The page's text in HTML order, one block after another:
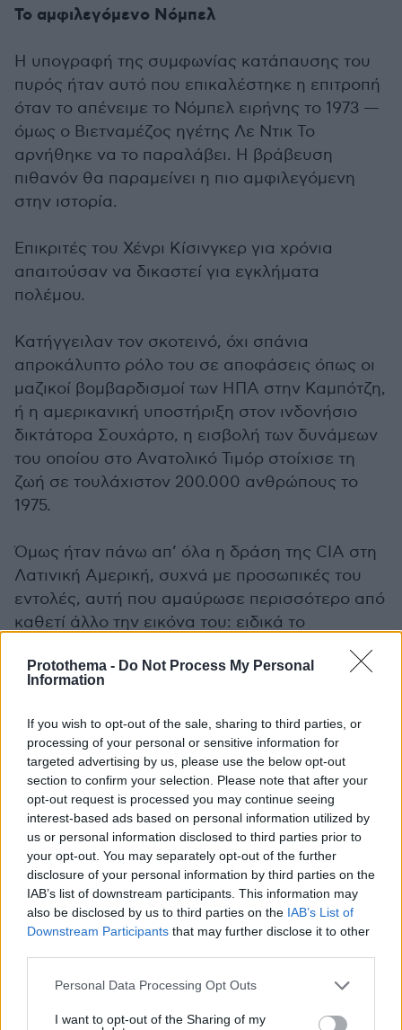
Protothema - Do Not Process My Personal
Information
If you wish to opt-out of the sale, sharing to third parties, or
processing of your personal or sensitive information for
targeted advertising by us, please use the below opt-out
section to confirm your selection. Please note that after your
opt-out request is processed you may continue seeing
interest-based ads based on personal information utilized by
us or personal information disclosed to third parties prior to
your opt-out. You may separately opt-out of the further
disclosure of your personal information by third parties on the
IAB’s list of downstream participants. This information may
also be disclosed by us to third parties on the IAB’s List of
Downstream Participants that may further disclose it to other
Please note that this website/app uses one or more Google
not limited to your visit or usage behaviour. You may click to
Personal Data Processing Opt Outs
I want to opt-out of the Sharing of my
Το αμφιλεγόμενο Νόμπελ
Η υπογραφή της συμφωνίας κατάπαυσης του
πυρός ήταν αυτό που επικαλέστηκε η επιτροπή
όταν το απένειμε το Νόμπελ ειρήνης το 1973 —
όμως ο Βιετναμέζος ηγέτης Λε Ντικ Το
αρνήθηκε να το παραλάβει. Η βράβευση
πιθανόν θα παραμείνει η πιο αμφιλεγόμενη
στην ιστορία.
Επικριτές του Χένρι Κίσινγκερ για χρόνια
απαιτούσαν να δικαστεί για εγκλήματα
πολέμου.
Κατήγγειλαν τον σκοτεινό, όχι σπάνια
απροκάλυπτο ρόλο του σε αποφάσεις όπως οι
μαζικοί βομβαρδισμοί των ΗΠΑ στην Καμπότζη,
ή η αμερικανική υποστήριξη στον ινδονήσιο
δικτάτορα Σουχάρτο, η εισβολή των δυνάμεων
του οποίου στο Ανατολικό Τιμόρ στοίχισε τη
ζωή σε τουλάχιστον 200.000 ανθρώπους το
1975.
Όμως ήταν πάνω απ’ όλα η δράση της CIA στη
Λατινική Αμερική, συχνά με προσωπικές του
εντολές, αυτή που αμαύρωσε περισσότερο από
καθετί άλλο την εικόνα του: ειδικά το
στρατιωτικό πραξικόπημα του 1973 στη Χιλή, η
κατάληψη της εξουσίας από τον Αουγούστο
προέδρου Σαλβαδόρ Αγιέντε.
Στην πορεία των ετών, ήρθαν στο φως
απόρρητα έγγραφα που αποκάλυπταν το
περίγραμμα και το εύρος αυτού που θα γινόταν
γνωστό με την ονομασία «Σχέδιο Κόνδωρ»:
σκοπός του ήταν η εξάλειψη των αντιπάλων
των στρατιωτικών δικτατοριών στη Λατινική
Αμερική τα χρόνια του 1970 και του 1980.
πατέρας δυο παιδιών, παντρεμένος από το 1974
με τη φιλάνθρωπο Νάνσι Μαγκίνες,